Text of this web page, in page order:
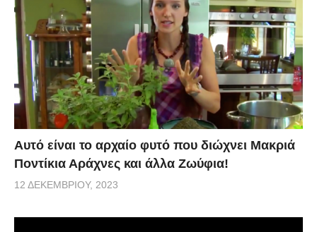
Αυτό είναι το αρχαίο φυτό που διώχνει Μακριά
Ποντίκια Αράχνες και άλλα Ζωύφια!
12 ΔΕΚΕΜΒΡΊΟΥ, 2023